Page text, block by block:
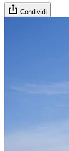
Condividi